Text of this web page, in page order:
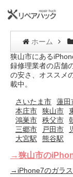
ホーム
狭山市にある
録修理業者の店舗
の安さ、オススメ
載中。
さいたま市 蓮田
本庄市
狭山市
鴻巣市
秩父市
三郷市
戸田市
大宮駅
熊谷駅
→狭山市の
→iPhone7のガラ